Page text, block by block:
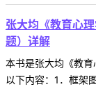
张大均《教育心
题）详解
本书是张大均《教
以下内容：1．框架